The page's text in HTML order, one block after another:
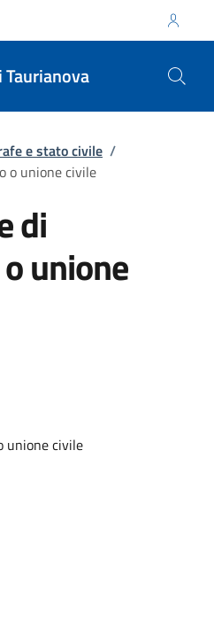
Taurianova
e stato civile /
o unione civile
di
unione
unione civile